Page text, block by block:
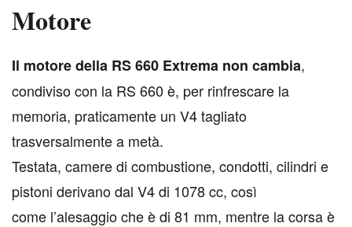
Motore
Il motore della RS 660 Extrema non cambia,
condiviso con la RS 660 è, per rinfrescare la
memoria, praticamente un V4 tagliato
trasversalmente a metà.
Testata, camere di combustione, condotti, cilindri e
pistoni derivano dal V4 di 1078 cc, così
come l’alesaggio che è di 81 mm, mentre la corsa è